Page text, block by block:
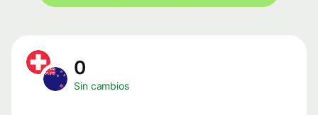
0
Sin cambios